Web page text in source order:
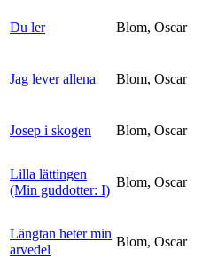
Du ler Blom, Oscar
Jag lever allena Blom, Oscar
Josep i skogen Blom, Oscar
Lilla lättingen
(Min guddotter: I)
Blom, Oscar
Längtan heter min
arvedel
Blom, Oscar